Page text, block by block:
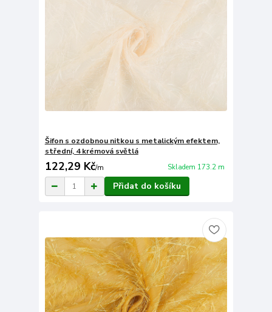
Šifon s ozdobnou nitkou s metalickým efektem,
střední, 4 krémová světlá
122,29 Kč/m Skladem 173.2 m
Přidat do košíku